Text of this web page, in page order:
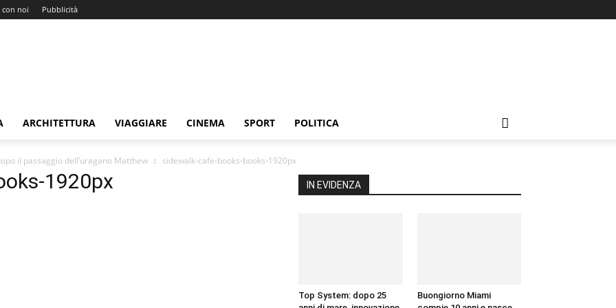
con noi Pubblicità
ARCHITETTURA VIAGGIARE CINEMA SPORT POLITICA
il passaggio dell’uragano Matthew sidewalk-cafe-books-books-1920px
1920px IN EVIDENZA
Top System: dopo 25
Buongiorno Miami